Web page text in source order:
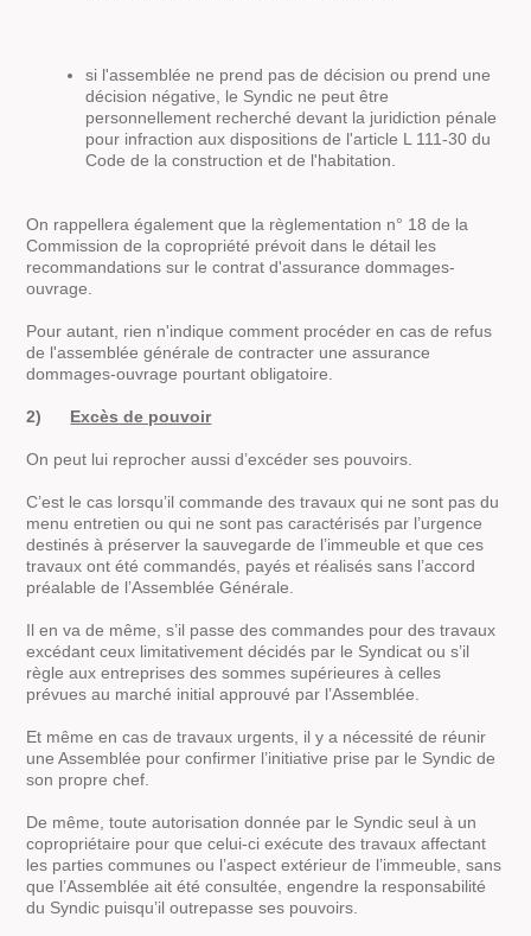
si l'assemblée ne prend pas de décision ou prend une
décision négative, le Syndic ne peut être
personnellement recherché devant la juridiction pénale
pour infraction aux dispositions de l'article L 111-30 du
Code de la construction et de l'habitation.
On rappellera également que la règlementation n° 18 de la
Commission de la copropriété prévoit dans le détail les
recommandations sur le contrat d'assurance dommages-
ouvrage.
Pour autant, rien n'indique comment procéder en cas de refus
de l'assemblée générale de contracter une assurance
dommages-ouvrage pourtant obligatoire.
2) Excès de pouvoir
On peut lui reprocher aussi d’excéder ses pouvoirs.
C’est le cas lorsqu’il commande des travaux qui ne sont pas du
menu entretien ou qui ne sont pas caractérisés par l’urgence
destinés à préserver la sauvegarde de l’immeuble et que ces
travaux ont été commandés, payés et réalisés sans l’accord
préalable de l’Assemblée Générale.
Il en va de même, s’il passe des commandes pour des travaux
excédant ceux limitativement décidés par le Syndicat ou s’il
règle aux entreprises des sommes supérieures à celles
prévues au marché initial approuvé par l’Assemblée.
Et même en cas de travaux urgents, il y a nécessité de réunir
une Assemblée pour confirmer l’initiative prise par le Syndic de
son propre chef.
De même, toute autorisation donnée par le Syndic seul à un
copropriétaire pour que celui-ci exécute des travaux affectant
les parties communes ou l’aspect extérieur de l’immeuble, sans
que l’Assemblée ait été consultée, engendre la responsabilité
du Syndic puisqu’il outrepasse ses pouvoirs.